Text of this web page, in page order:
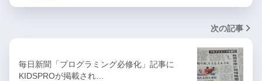
次の記事
毎日新聞「プログラミング必修化」記事に
KIDSPROが掲載され…